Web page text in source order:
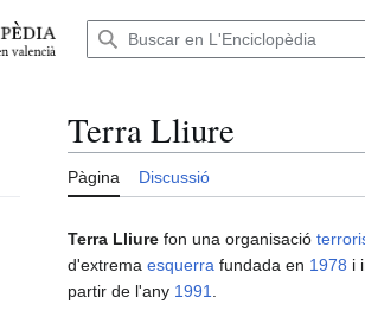
Terra Lliure
Pàgina Discussió
Terra Lliure fon una organisació
d'extrema esquerra fundada en 1978 i
partir de l'any 1991